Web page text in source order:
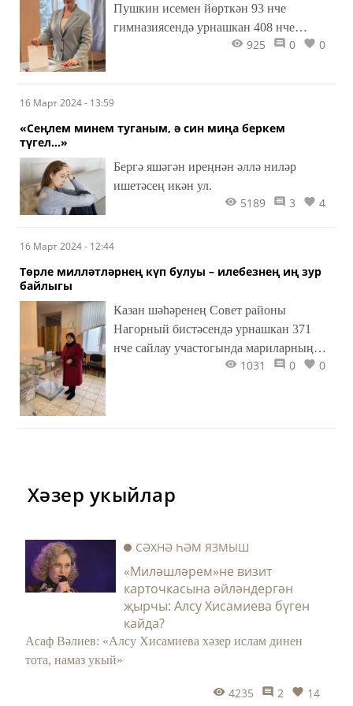
Пушкин исемен йөрткән 93 нче
гимназиясендә урнашкан 408 нче
сайлау участогында Татарстан
Татарстан Республикасы Иҗтимагый
палатасы әгъзасы, Татарстан халыклары
Сабитова Наталья Михайловна
925 0 0
16 Март 2024 - 13:59
«Сеңлем минем туганым, ә син миңа беркем
түгел...»
Бергә яшәгән иреңнән әллә ниләр
ишетәсең икән ул.
5189 3 4
16 Март 2024 - 12:44
Төрле милләтләрнең күп булуы – илебезнең иң зур
байлыгы
Казан шәһәренең Совет районы
Нагорный бистәсендә урнашкан 371
нче сайлау участогында мариларның
Казандагы милли-мәдәни автономиясе
1031 0 0
Хәзер укыйлар
СӘХНӘ ҺӘМ ЯЗМЫШ
«Миләшләрем»не визит
карточкасына әйләндергән
җырчы: Алсу Хисамиева бүген
кайда?
Асаф Вәлиев: «Алсу Хисамиева хәзер ислам динен
тота, намаз укый»
4235 2 14